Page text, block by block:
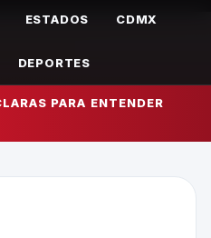
ESTADOS CDMX
DEPORTES
PARA ENTENDER